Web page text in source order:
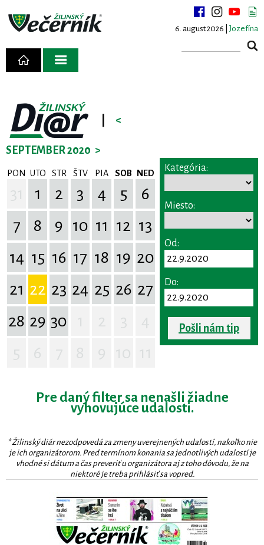
6. august 2026 | Jozefína
<
SEPTEMBER 2020 >
PON UTO STR ŠTV PIA SOB NED
1 2 3 4 5
6
7
8 9 10 11 12 13
14 15 16 17 18 19 20
21 22 23 24 25 26 27
28 29 30
Kategória:
Miesto:
Od:
Do:
Pošli nám tip
Pre daný filter sa nenašli žiadne
vyhovujúce udalosti.
* Žilinský diár nezodpovedá za zmeny uverejnených udalostí, nakoľko nie
je ich organizátorom. Pred termínom konania sa jednotlivých udalostí je
vhodné si dátum a čas preveriť u organizátora aj z toho dôvodu, že na
niektoré je treba prihlásiť sa vopred.